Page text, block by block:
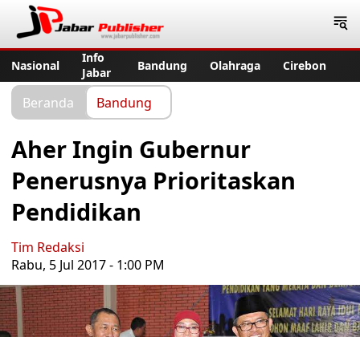
Nasional
Info
Jabar
Bandung Olahraga Cirebon
Beranda Bandung
Aher Ingin Gubernur
Penerusnya Prioritaskan
Pendidikan
Tim Redaksi
Rabu, 5 Jul 2017 - 1:00 PM